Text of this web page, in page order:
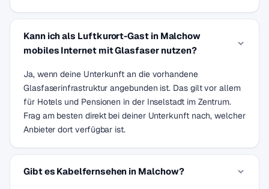
Kann ich als Luftkurort-Gast in Malchow
mobiles Internet mit Glasfaser nutzen?
Ja, wenn deine Unterkunft an die vorhandene
Glasfaserinfrastruktur angebunden ist. Das gilt vor allem
für Hotels und Pensionen in der Inselstadt im Zentrum.
Frag am besten direkt bei deiner Unterkunft nach, welcher
Anbieter dort verfügbar ist.
Gibt es Kabelfernsehen in Malchow?